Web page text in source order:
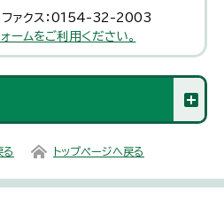
ァクス：0154-32-2003
ームをご利用ください。
る トップページへ戻る